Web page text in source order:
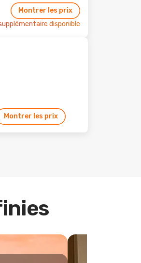
Montrer les prix
disponible
Montrer les prix